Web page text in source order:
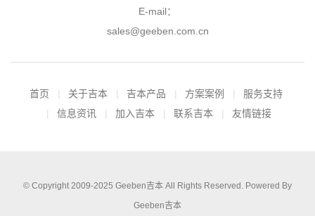
E-mail：
sales@geeben.com.cn
首页 关于吉本 吉本产品 方案案例
服务支持
信息资讯
加入吉本 联系吉本 友情链接
© Copyright 2009-2025 Geeben吉本 All Rights Reserved. Powered By
Geeben吉本